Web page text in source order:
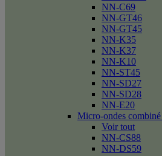
NN-C69
NN-GT46
NN-GT45
NN-K35
NN-K37
NN-K10
NN-ST45
NN-SD27
NN-SD28
NN-E20
Micro-ondes
Voir tout
NN-CS88
NN-DS59